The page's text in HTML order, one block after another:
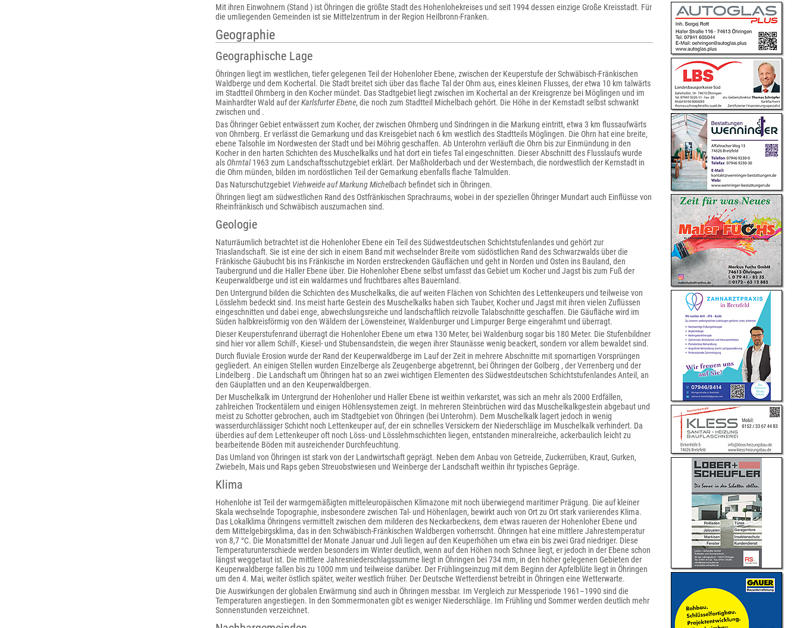
Mit ihren Einwohnern (Stand ) ist Öhringen die größte Stadt des Hohenlohekreises und seit 1994 dessen einzige Große Kreisstadt. Für
die umliegenden Gemeinden ist sie Mittelzentrum in der Region Heilbronn-Franken.
Geographie
Geographische Lage
Öhringen liegt im westlichen, tiefer gelegenen Teil der Hohenloher Ebene, zwischen der Keuperstufe der Schwäbisch-Fränkischen
Waldberge und dem Kochertal. Die Stadt breitet sich über das flache Tal der Ohrn aus, eines kleinen Flusses, der etwa 10 km talwärts
im Stadtteil Ohrnberg in den Kocher mündet. Das Stadtgebiet liegt zwischen im Kochertal an der Kreisgrenze bei Möglingen und im
Mainhardter Wald auf derKarlsfurter Ebene, die noch zum Stadtteil Michelbach gehört. Die Höhe in der Kernstadt selbst schwankt
zwischen und .
Das Öhringer Gebiet entwässert zum Kocher, der zwischen Ohrnberg und Sindringen in die Markung eintritt, etwa 3 km flussaufwärts
von Ohrnberg. Er verlässt die Gemarkung und das Kreisgebiet nach 6 km westlich des Stadtteils Möglingen. Die Ohrn hat eine breite,
ebene Talsohle im Nordwesten der Stadt und bei Möhrig geschaffen. Ab Unterohrn verläuft die Ohrn bis zur Einmündung in den
Kocher in den harten Schichten des Muschelkalks und hat dort ein tiefes Tal eingeschnitten. Dieser Abschnitt des Flusslaufs wurde
alsOhrntal1963 zum Landschaftsschutzgebiet erklärt. Der Maßholderbach und der Westernbach, die nordwestlich der Kernstadt in
die Ohrn münden, bilden im nordöstlichen Teil der Gemarkung ebenfalls flache Talmulden.
Das Naturschutzgebiet Viehweide auf Markung Michelbach befindet sich in Öhringen.
Öhringen liegt am südwestlichen Rand des Ostfränkischen Sprachraums, wobei in der speziellen Öhringer Mundart auch Einflüsse von
Rheinfränkisch und Schwäbisch auszumachen sind.
Geologie
Naturräumlich betrachtet ist die Hohenloher Ebene ein Teil des Südwestdeutschen Schichtstufenlandes und gehört zur
Triaslandschaft. Sie ist eine der sich in einem Band mit wechselnder Breite vom südöstlichen Rand des Schwarzwalds über die
Fränkische Gäubucht bis ins Fränkische im Norden erstreckenden Gäuflächen und geht in Norden und Osten ins Bauland, den
Taubergrund und die Haller Ebene über. Die Hohenloher Ebene selbst umfasst das Gebiet um Kocher und Jagst bis zum Fuß der
Keuperwaldberge und ist ein waldarmes und fruchtbares altes Bauernland.
Den Untergrund bilden die Schichten des Muschelkalks, die auf weiten Flächen von Schichten des Lettenkeupers und teilweise von
Lösslehm bedeckt sind. Ins meist harte Gestein des Muschelkalks haben sich Tauber, Kocher und Jagst mit ihren vielen Zuflüssen
eingeschnitten und dabei enge, abwechslungsreiche und landschaftlich reizvolle Talabschnitte geschaffen. Die Gäufläche wird im
Süden halbkreisförmig von den Wäldern der Löwensteiner, Waldenburger und Limpurger Berge eingerahmt und überragt.
Dieser Keuperstufenrand überragt die Hohenloher Ebene um etwa 130 Meter, bei Waldenburg sogar bis 180 Meter. Die Stufenbildner
sind hier vor allem Schilf-, Kiesel- und Stubensandstein, die wegen ihrer Staunässe wenig beackert, sondern vor allem bewaldet sind.
Durch fluviale Erosion wurde der Rand der Keuperwaldberge im Lauf der Zeit in mehrere Abschnitte mit spornartigen Vorsprüngen
gegliedert. An einigen Stellen wurden Einzelberge als Zeugenberge abgetrennt, bei Öhringen der Golberg , der Verrenberg und der
Lindelberg . Die Landschaft um Öhringen hat so an zwei wichtigen Elementen des Südwestdeutschen Schichtstufenlandes Anteil, an
den Gäuplatten und an den Keuperwaldbergen.
Der Muschelkalk im Untergrund der Hohenloher und Haller Ebene ist weithin verkarstet, was sich an mehr als 2000 Erdfällen,
zahlreichen Trockentälern und einigen Höhlensystemen zeigt. In mehreren Steinbrüchen wird das Muschelkalkgestein abgebaut und
meist zu Schotter gebrochen, auch im Stadtgebiet von Öhringen (bei Unterohrn). Dem Muschelkalk lagert jedoch in wenig
wasserdurchlässiger Schicht noch Lettenkeuper auf, der ein schnelles Versickern der Niederschläge im Muschelkalk verhindert. Da
überdies auf dem Lettenkeuper oft noch Löss- und Lösslehmschichten liegen, entstanden mineralreiche, ackerbaulich leicht zu
bearbeitende Böden mit ausreichender Durchfeuchtung.
Das Umland von Öhringen ist stark von der Landwirtschaft geprägt. Neben dem Anbau von Getreide, Zuckerrüben, Kraut, Gurken,
Zwiebeln, Mais und Raps geben Streuobstwiesen und Weinberge der Landschaft weithin ihr typisches Gepräge.
Klima
Hohenlohe ist Teil der warmgemäßigten mitteleuropäischen Klimazone mit noch überwiegend maritimer Prägung. Die auf kleiner
Skala wechselnde Topographie, insbesondere zwischen Tal- und Höhenlagen, bewirkt auch von Ort zu Ort stark variierendes Klima.
Das Lokalklima Öhringens vermittelt zwischen dem milderen des Neckarbeckens, dem etwas raueren der Hohenloher Ebene und
dem Mittelgebirgsklima, das in den Schwäbisch-Fränkischen Waldbergen vorherrscht. Öhringen hat eine mittlere Jahrestemperatur
von 8,7 °C. Die Monatsmittel der Monate Januar und Juli liegen auf den Keuperhöhen um etwa ein bis zwei Grad niedriger. Diese
Temperaturunterschiede werden besonders im Winter deutlich, wenn auf den Höhen noch Schnee liegt, er jedoch in der Ebene schon
längst weggetaut ist. Die mittlere Jahresniederschlagssumme liegt in Öhringen bei 734 mm, in den höher gelegenen Gebieten der
Keuperwaldberge fallen bis zu 1000 mm und teilweise darüber. Der Frühlingseinzug mit dem Beginn der Apfelblüte liegt in Öhringen
um den 4. Mai, weiter östlich später, weiter westlich früher. Der Deutsche Wetterdienst betreibt in Öhringen eine Wetterwarte.
Die Auswirkungen der globalen Erwärmung sind auch in Öhringen messbar. Im Vergleich zur Messperiode 1961–1990 sind die
Temperaturen angestiegen. In den Sommermonaten gibt es weniger Niederschläge. Im Frühling und Sommer werden deutlich mehr
Sonnenstunden verzeichnet.